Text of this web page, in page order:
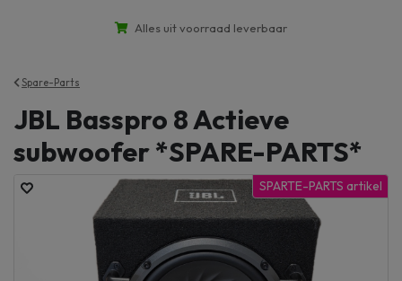
Alles uit voorraad leverbaar
Spare-Parts
JBL Basspro 8 Actieve
subwoofer *SPARE-PARTS*
SPARTE-PARTS artikel